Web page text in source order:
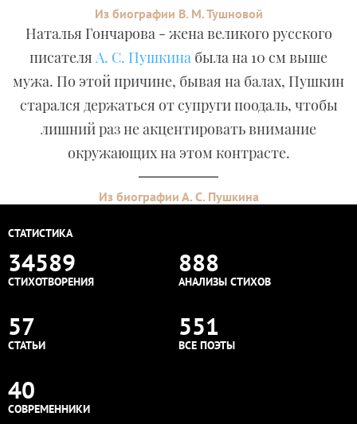
Из биографии В. М. Тушновой
Наталья Гончарова - жена великого русского
писателя А. С. Пушкина была на 10 см выше
мужа. По этой причине, бывая на балах, Пушкин
старался держаться от супруги поодаль, чтобы
лишний раз не акцентировать внимание
окружающих на этом контрасте.
Из биографии А. С. Пушкина
СТАТИСТИКА
34589
СТИХОТВОРЕНИЯ
888
АНАЛИЗЫ СТИХОВ
57
СТАТЬИ
551
ВСЕ ПОЭТЫ
40
СОВРЕМЕННИКИ